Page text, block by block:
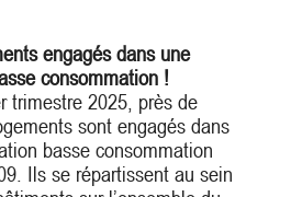
engagés dans une
consommation !
trimestre 2025, près de
sont engagés dans
basse consommation
Ils se répartissent au sein